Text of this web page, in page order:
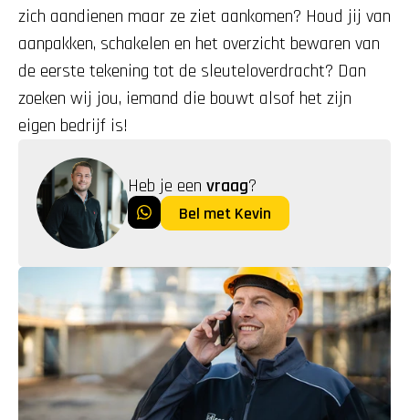
zich aandienen maar ze ziet aankomen? Houd jij van
aanpakken, schakelen en het overzicht bewaren van
de eerste tekening tot de sleuteloverdracht? Dan
zoeken wij jou, iemand die bouwt alsof het zijn
eigen bedrijf is!
Heb je een vraag?
Bel met Kevin